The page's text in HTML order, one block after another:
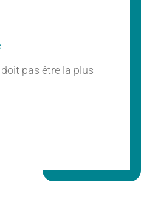
i
n
i
pas être la plus